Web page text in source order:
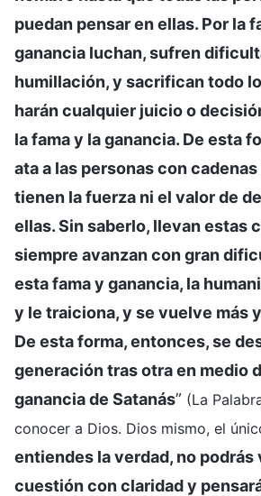
puedan pensar en ellas. Por la
ganancia luchan, sufren
humillación, y sacrifican todo
harán cualquier juicio o
la fama y la ganancia. De esta
ata a las personas con
tienen la fuerza ni el valor de
ellas. Sin saberlo, llevan estas
siempre avanzan con gran
esta fama y ganancia, la
y le traiciona, y se vuelve más
De esta forma, entonces, se
generación tras otra en medio
ganancia de Satanás” (La
conocer a Dios. Dios mismo, el
entiendes la verdad, no podrás
cuestión con claridad y